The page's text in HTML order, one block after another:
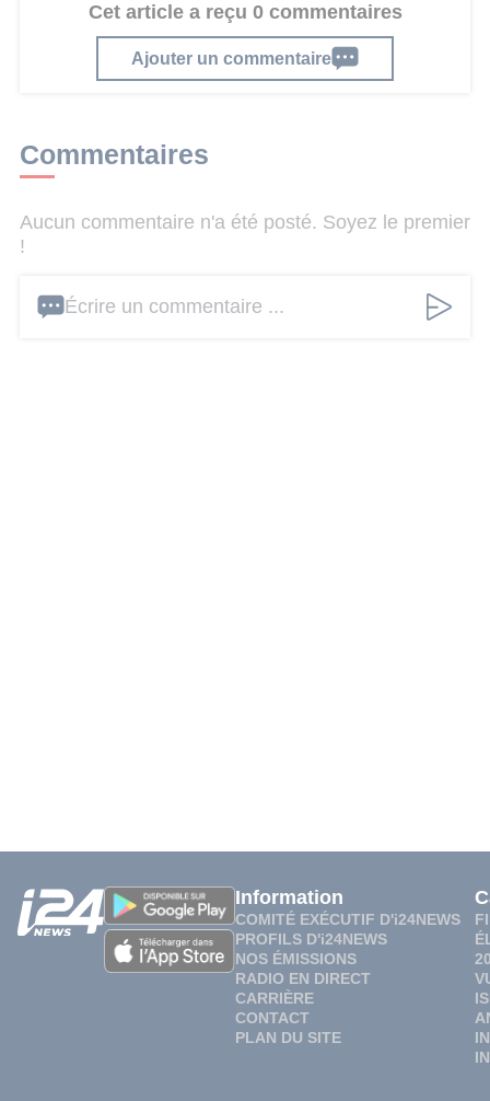
Cet article a reçu 0 commentaires
Ajouter un commentaire
Commentaires
Aucun commentaire n'a été posté. Soyez le premier
!
Écrire un commentaire ...
Information
COMITÉ EXÉCUTIF D'i24NEWS
PROFILS D'i24NEWS
NOS ÉMISSIONS
RADIO EN DIRECT
CARRIÈRE
CONTACT
PLAN DU SITE